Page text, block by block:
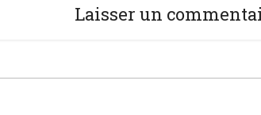
Laisser un